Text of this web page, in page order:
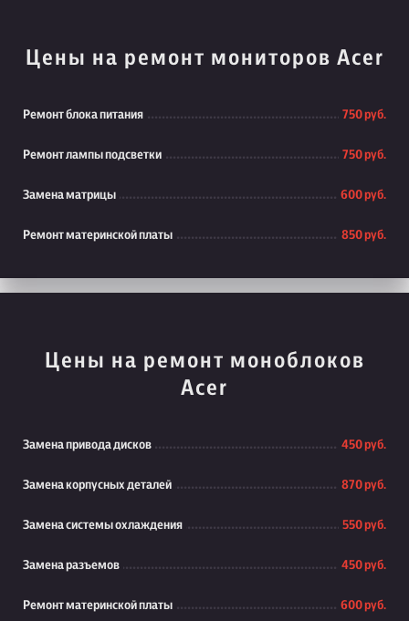
Цены на ремонт мониторов Acer
Ремонт блока питания 750 руб.
Ремонт лампы подсветки 750 руб.
Замена матрицы 600 руб.
Ремонт материнской платы 850 руб.
Цены на ремонт моноблоков
Acer
Замена привода дисков 450 руб.
Замена корпусных деталей 870 руб.
Замена системы охлаждения 550 руб.
Замена разъемов 450 руб.
Ремонт материнской платы 600 руб.